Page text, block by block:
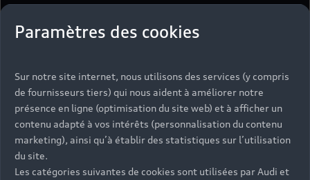
Paramètres des cookies
Sur notre site internet, nous utilisons des services (y compris
de fournisseurs tiers) qui nous aident à améliorer notre
présence en ligne (optimisation du site web) et à afficher un
contenu adapté à vos intérêts (personnalisation du contenu
marketing), ainsi qu’à établir des statistiques sur l’utilisation
du site.
Les catégories suivantes de cookies sont utilisées par Audi et